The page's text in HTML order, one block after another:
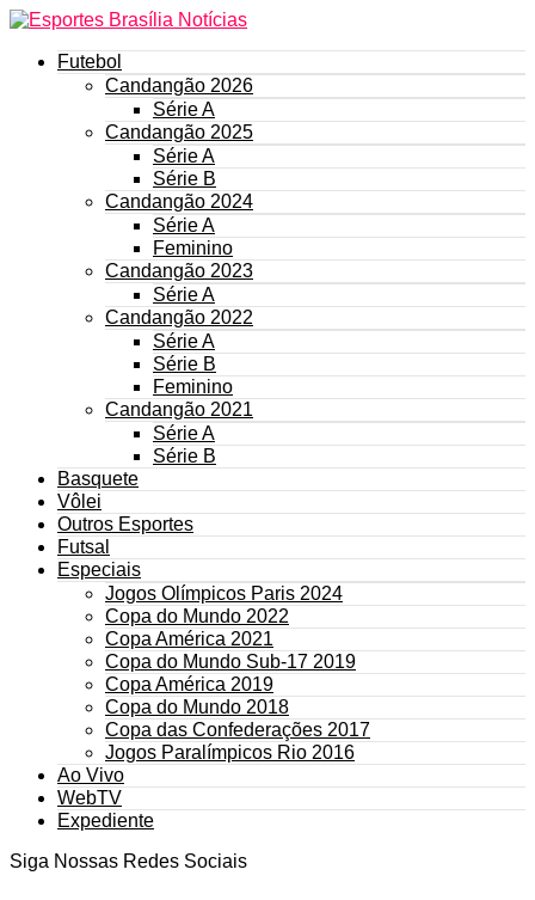
Futebol
Candangão 2026
Série A
Candangão 2025
Série A
Série B
Candangão 2024
Série A
Feminino
Candangão 2023
Série A
Candangão 2022
Série A
Série B
Feminino
Candangão 2021
Série A
Série B
Basquete
Vôlei
Outros Esportes
Futsal
Especiais
Jogos Olímpicos Paris 2024
Copa do Mundo 2022
Copa América 2021
Copa do Mundo Sub-17 2019
Copa América 2019
Copa do Mundo 2018
Copa das Confederações 2017
Jogos Paralímpicos Rio 2016
Ao Vivo
WebTV
Expediente
Siga Nossas Redes Sociais